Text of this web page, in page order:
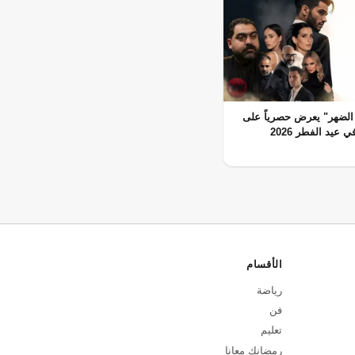
يعرض حصرياً على
الفطر 2026
الأقسام
رياضة
فن
تعليم
رمضانك معانا